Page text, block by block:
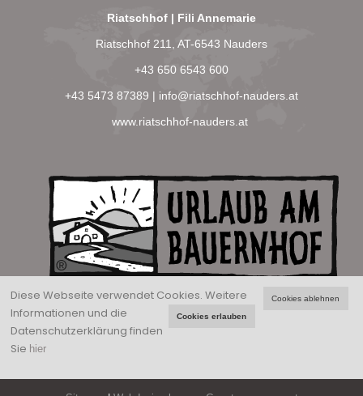
Riatschhof | Fili Annemarie
Riatschhof 211, AT-6543 Nauders
+43 650 6543 600
+43 5473 87389 | info@riatschhof-nauders.at
www.riatschhof-nauders.at
Diese Webseite verwendet Cookies.
Cookies ablehnen
Cookies erlauben
Weitere
Informationen und die
Datenschutzerklärung finden
Sie hier